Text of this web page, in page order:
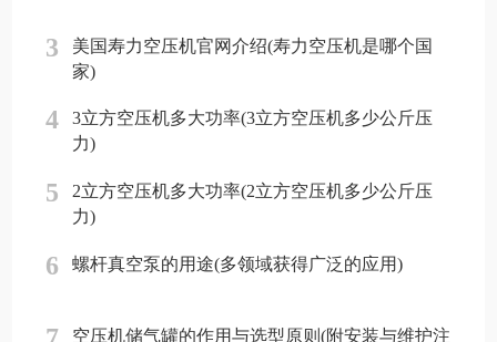
3
美国寿力空压机官网介绍(寿力空压机是哪个国
家)
4
3立方空压机多大功率(3立方空压机多少公斤压
力)
5
2立方空压机多大功率(2立方空压机多少公斤压
力)
6 螺杆真空泵的用途(多领域获得广泛的应用)
空压机储气罐的作用与选型原则(附安装与维护注